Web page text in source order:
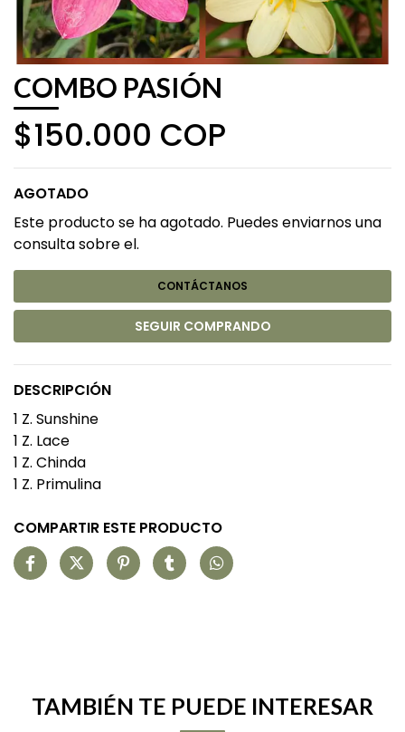
COMBO PASIÓN
$150.000 COP
AGOTADO
Este producto se ha agotado. Puedes enviarnos una
consulta sobre el.
CONTÁCTANOS
SEGUIR COMPRANDO
DESCRIPCIÓN
1 Z. Sunshine
1 Z. Lace
1 Z. Chinda
1 Z. Primulina
COMPARTIR ESTE PRODUCTO
TAMBIÉN TE PUEDE INTERESAR